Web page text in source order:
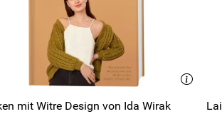
mit Witre Design von Ida Wirak